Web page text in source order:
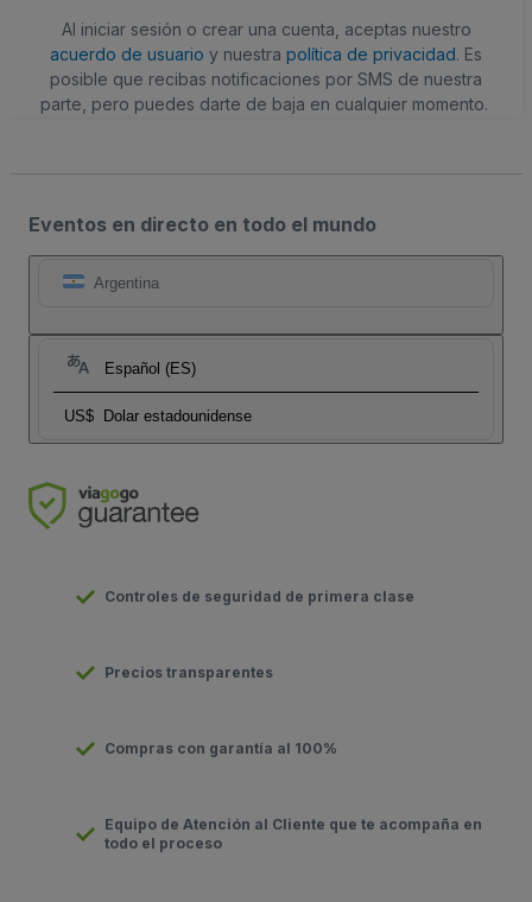
Al iniciar sesión o crear una cuenta, aceptas nuestro
acuerdo de usuario y nuestra política de privacidad. Es
posible que recibas notificaciones por SMS de nuestra
parte, pero puedes darte de baja en cualquier momento.
Eventos en directo en todo el mundo
Argentina
Español (ES)
US$ Dolar estadounidense
Controles de seguridad de primera clase
Precios transparentes
Compras con garantía al 100%
Equipo de Atención al Cliente que te acompaña en
todo el proceso